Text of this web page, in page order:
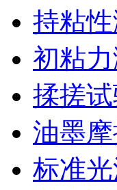
持粘
初粘
揉搓
油墨
标准